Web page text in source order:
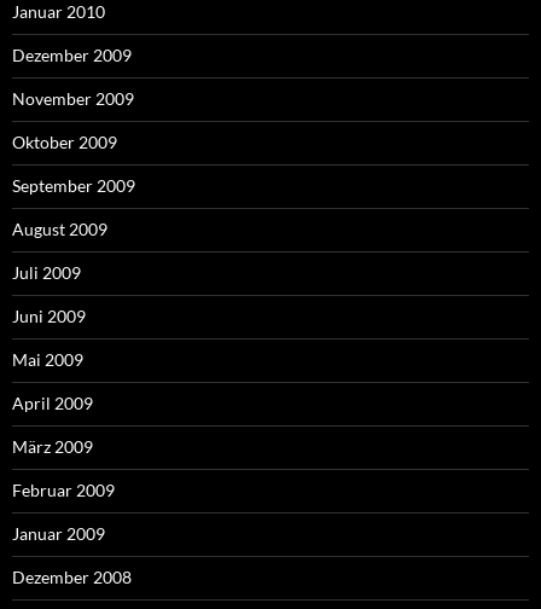
Januar 2010
Dezember 2009
November 2009
Oktober 2009
September 2009
August 2009
Juli 2009
Juni 2009
Mai 2009
April 2009
März 2009
Februar 2009
Januar 2009
Dezember 2008